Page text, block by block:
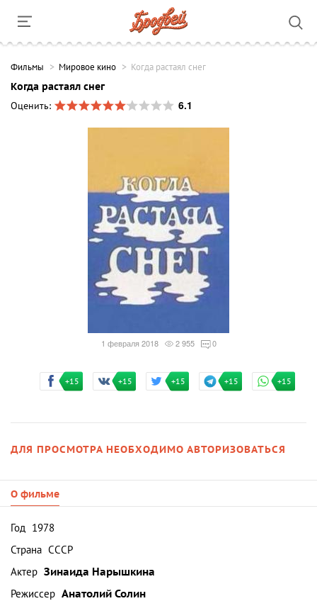
Фильмы Мировое кино Когда растаял снег
Когда растаял снег
Оценить:
6.1
1 февраля 2018 2 955 0
+15 +15 +15 +15 +15
ДЛЯ ПРОСМОТРА НЕОБХОДИМО АВТОРИЗОВАТЬСЯ
О фильме
Год 1978
Страна СССР
Актер Зинаида Нарышкина
Режиссер Анатолий Солин